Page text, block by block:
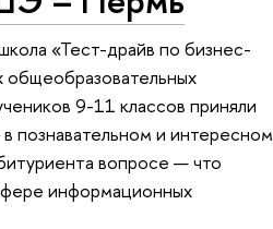
«Тест-драйв по бизнес-
общеобразовательных
9-11 классов приняли
познавательном и интересном
вопросе — что
информационных